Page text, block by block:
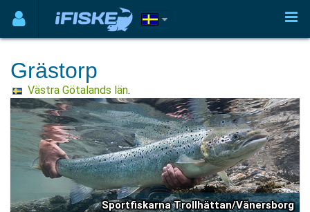
Grästorp
Västra Götalands län.
Sportfiskarna Trollhättan/Vänersborg